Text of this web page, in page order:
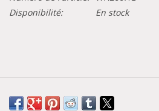
Disponibilité:
En stock